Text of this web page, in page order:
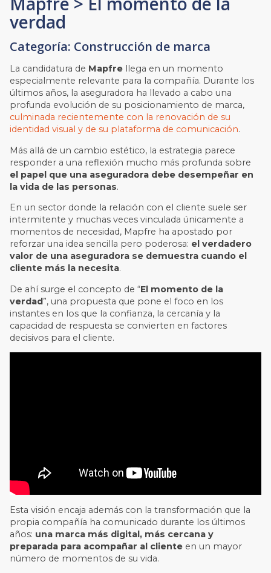
verdad
Categoría: Construcción de marca
La candidatura de Mapfre
llega en un momento
especialmente relevante para la compañía. Durante los
últimos años, la aseguradora ha llevado a cabo una
profunda evolución de su posicionamiento de marca,
culminada recientemente con la renovación de su
identidad visual y de su plataforma de comunicación.
Más allá de un cambio estético, la estrategia parece
responder a una reflexión mucho más profunda sobre
el papel que una aseguradora debe desempeñar en
la vida de las personas.
En un sector donde la relación con el cliente suele ser
intermitente y muchas veces vinculada únicamente a
momentos de necesidad, Mapfre ha apostado por
reforzar una idea sencilla pero poderosa: el verdadero
valor de una aseguradora se demuestra cuando el
cliente más la necesita.
De ahí surge el concepto de “El momento de la
verdad”, una propuesta que pone el foco en los
instantes en los que la confianza, la cercanía y la
capacidad de respuesta se convierten en factores
decisivos para el cliente.
Esta visión encaja además con la transformación que la
propia compañía ha comunicado durante los últimos
años: una marca más digital, más cercana y
preparada para acompañar al cliente en un mayor
número de momentos de su vida.